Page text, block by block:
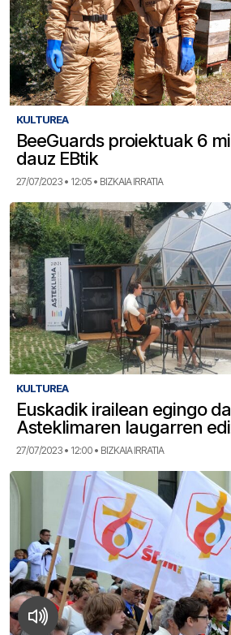
KULTUREA
BeeGuards proiektuak 6
dauz EBtik
27/07/2023 • 12:05 • BIZKAIA IRRATIA
KULTUREA
Euskadik irailean egingo
Asteklimaren laugarren
27/07/2023 • 12:00 • BIZKAIA IRRATIA